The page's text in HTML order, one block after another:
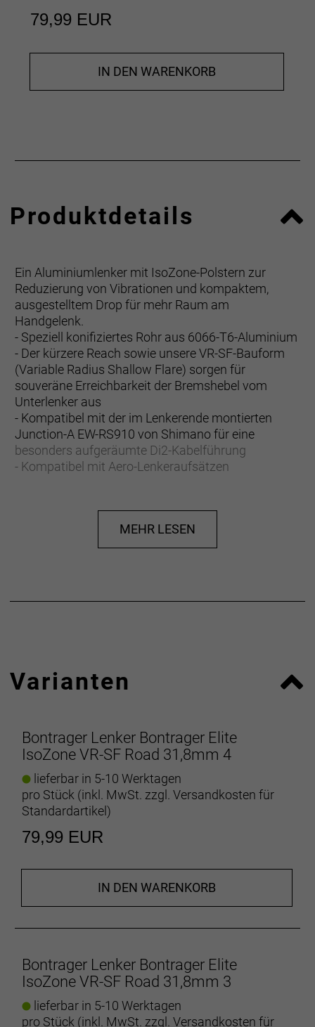
79,99 EUR
IN DEN WARENKORB
Produktdetails
Ein Aluminiumlenker mit IsoZone-Polstern zur
Reduzierung von Vibrationen und kompaktem,
ausgestelltem Drop für mehr Raum am
Handgelenk.
- Speziell konifiziertes Rohr aus 6066-T6-Aluminium
- Der kürzere Reach sowie unsere VR-SF-Bauform
(Variable Radius Shallow Flare) sorgen für
souveräne Erreichbarkeit der Bremshebel vom
Unterlenker aus
- Kompatibel mit der im Lenkerende montierten
Junction-A EW-RS910 von Shimano für eine
besonders aufgeräumte Di2-Kabelführung
- Kompatibel mit Aero-Lenkeraufsätzen
Bremsgriffposition erleichtern die Montage
VR-SF: Variable Radius-Shallow Flare
Sorge mit Shimanos Lenkerenden-Verteilereinheit
EW-RS910 für ein sauberes Cockpit und verleihe
Herstellerdaten gem. GPSR
Marke Bontrager:Trek Bicycle GmbH
Wegastraße 8 C
Telefon: 00800 8735 8735
MEHR LESEN
Varianten
Bontrager Lenker Bontrager Elite
IsoZone VR-SF Road 31,8mm 4
lieferbar in 5-10 Werktagen
pro Stück (inkl. MwSt. zzgl. Versandkosten für
Standardartikel)
79,99 EUR
IN DEN WARENKORB
Bontrager Lenker Bontrager Elite
IsoZone VR-SF Road 31,8mm 3
lieferbar in 5-10 Werktagen
pro Stück (inkl. MwSt. zzgl. Versandkosten für